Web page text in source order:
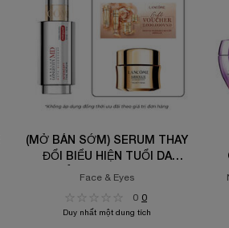
(MỞ BÁN SỚM) SERUM THAY
ĐỔI BIỂU HIỆN TUỔI DA
LANCÔME LONGEVITY MD
Face & Eyes
0 0
Duy nhất một dung tích